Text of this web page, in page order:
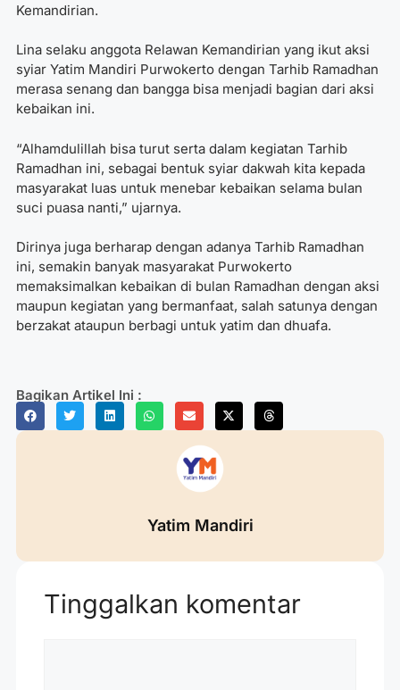
Kemandirian.
Lina selaku anggota Relawan Kemandirian yang ikut aksi
syiar Yatim Mandiri Purwokerto dengan Tarhib Ramadhan
merasa senang dan bangga bisa menjadi bagian dari aksi
kebaikan ini.
“Alhamdulillah bisa turut serta dalam kegiatan Tarhib
Ramadhan ini, sebagai bentuk syiar dakwah kita kepada
masyarakat luas untuk menebar kebaikan selama bulan
suci puasa nanti,” ujarnya.
Dirinya juga berharap dengan adanya Tarhib Ramadhan
ini, semakin banyak masyarakat Purwokerto
memaksimalkan kebaikan di bulan Ramadhan dengan aksi
maupun kegiatan yang bermanfaat, salah satunya dengan
berzakat ataupun berbagi untuk yatim dan dhuafa.
Bagikan Artikel Ini :
Yatim Mandiri
Tinggalkan komentar